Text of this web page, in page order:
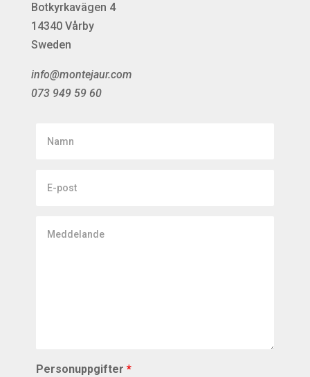
Botkyrkavägen 4
14340 Vårby
Sweden
info@montejaur.com
073 949 59 60
post
Personuppgifter*